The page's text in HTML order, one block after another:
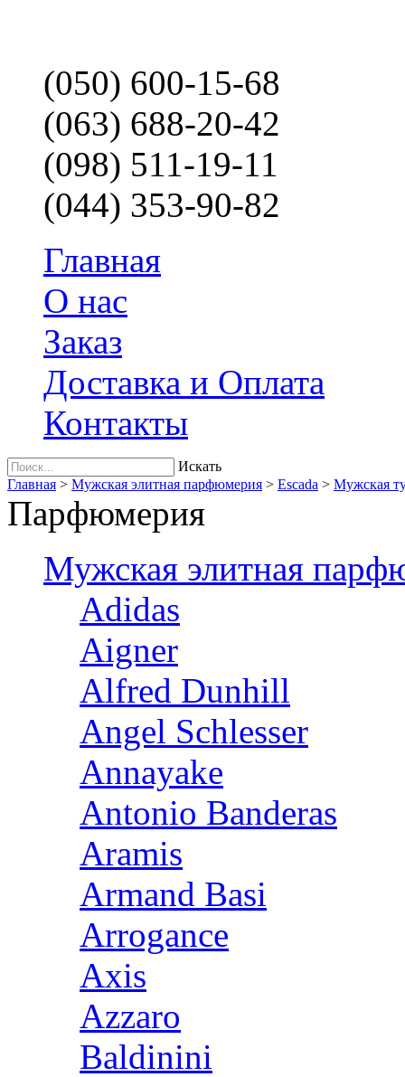
(050) 600-15-68
(063) 688-20-42
(098) 511-19-11
(044) 353-90-82
Главная
О нас
Заказ
Доставка и Оплата
Контакты
Искать
Главная > Мужская элитная парфюмерия > Escada > Мужская
Парфюмерия
Мужская элитная
Adidas
Aigner
Alfred Dunhill
Angel Schlesser
Annayake
Antonio Banderas
Aramis
Armand Basi
Arrogance
Axis
Azzaro
Baldinini